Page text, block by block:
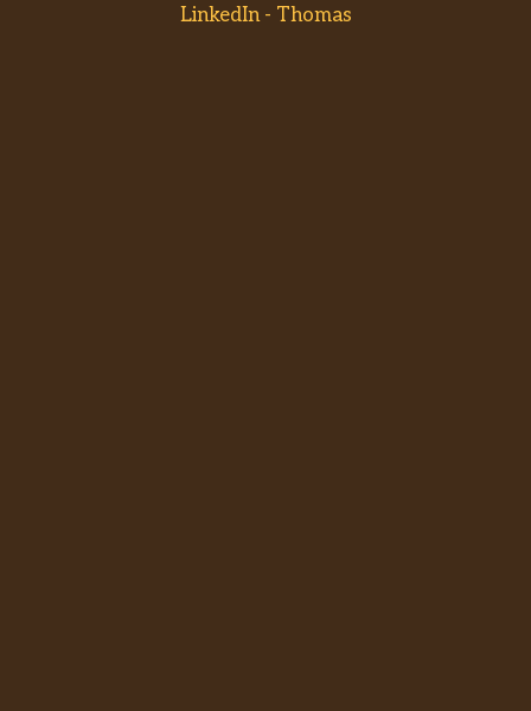
LinkedIn - Thomas